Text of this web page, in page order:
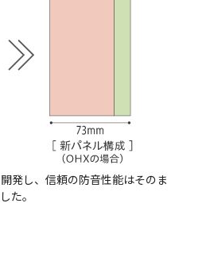
発し、信頼の防音性能はそのま
た。